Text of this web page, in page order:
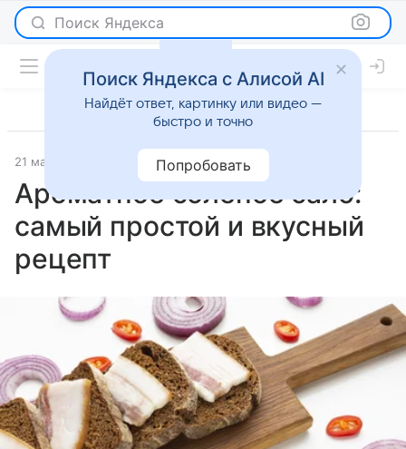
Поиск Яндекса
21 мая 2026
Ароматное соленое сало:
самый простой и вкусный
рецепт
Поиск Яндекса с Алисой AI
Найдёт ответ, картинку или видео —
быстро и точно
Попробовать